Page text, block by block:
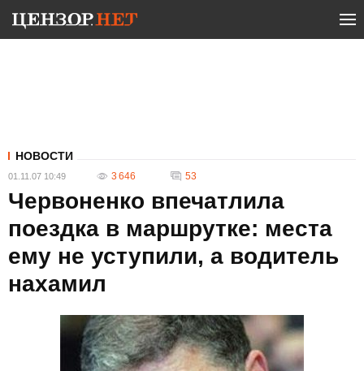
НОВОСТИ
01.11.07 10:49 3 646 53
Червоненко впечатлила
поездка в маршрутке: места
ему не уступили, а водитель
нахамил